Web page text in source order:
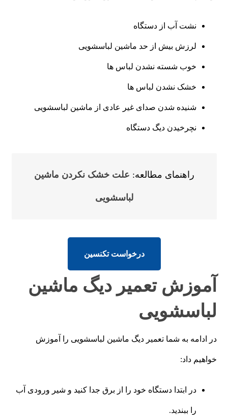
نشت آب از دستگاه
لرزش بیش از حد ماشین لباسشویی
خوب شسته نشدن لباس ها
خشک نشدن لباس ها
شنیده شدن صدای غیر عادی از ماشین لباسشویی
نچرخیدن دیگ دستگاه
راهنمای مطالعه: علت خشک نکردن ماشین
لباسشویی
درخواست تکنسین
آموزش تعمیر دیگ ماشین
لباسشویی
در ادامه به شما تعمیر دیگ ماشین لباسشویی را آموزش
خواهیم داد:
در ابتدا دستگاه خود را از برق جدا کنید و شیر ورودی آب
را ببندید.